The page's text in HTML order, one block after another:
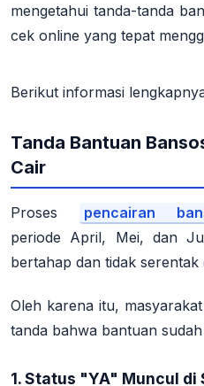
mengetahui tanda-tanda
cek online yang tepat
Berikut informasi
Tanda Bantuan
Cair
Proses pencairan
periode April, Mei, dan
bertahap dan tidak
Oleh karena itu,
tanda bahwa bantuan
1. Status "YA" Muncul di